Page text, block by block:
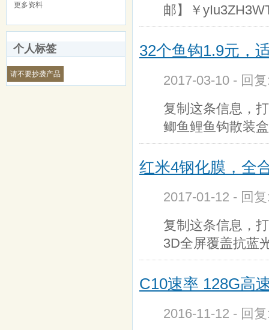
更多资料
个人标签
请不要抄袭产品
邮】￥
32个鱼钩1.9元，
2017-03-10 - 回
复制这条信息，
鲫鱼鲤鱼钩散装
红米4钢化膜，全
2017-01-12 - 回
复制这条信息，
3D全屏覆盖抗蓝
C10速率 128G高
2016-11-12 - 回